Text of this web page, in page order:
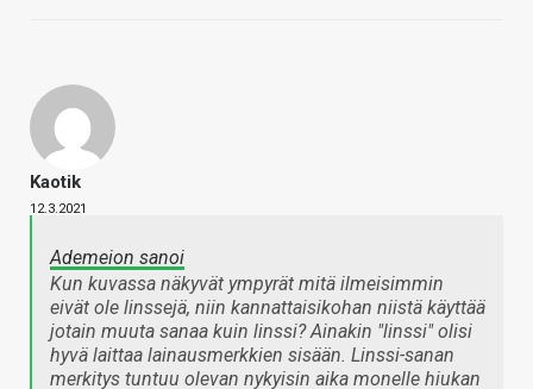
Kaotik
12.3.2021
Ademeion sanoi
Kun kuvassa näkyvät ympyrät mitä ilmeisimmin
eivät ole linssejä, niin kannattaisikohan niistä käyttää
jotain muuta sanaa kuin linssi? Ainakin "linssi" olisi
hyvä laittaa lainausmerkkien sisään. Linssi-sanan
merkitys tuntuu olevan nykyisin aika monelle hiukan